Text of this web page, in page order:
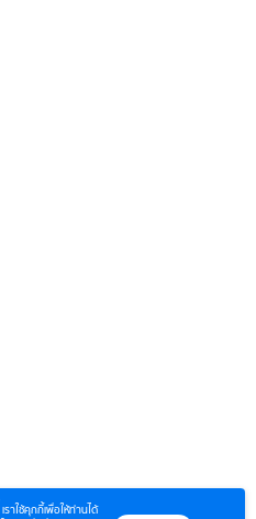
7 (Uncut Ver.) 8 (พาก
เราใช้คุกกี้เพื่อให้ท่านได้